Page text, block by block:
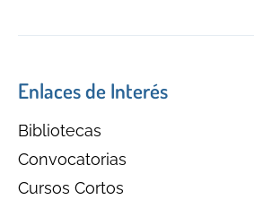
Enlaces de Interés
Bibliotecas
Convocatorias
Cursos Cortos